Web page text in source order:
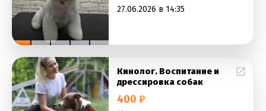
27.06.2026 в 14:35
Кинолог. Воспитание и
дрессировка собак
400 ₽